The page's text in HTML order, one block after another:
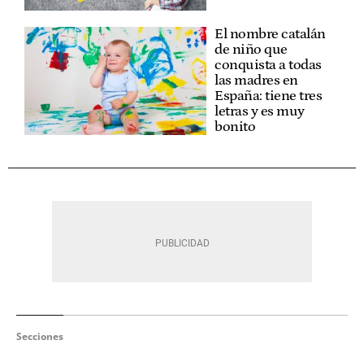
El nombre catalán
de niño que
conquista a todas
las madres en
España: tiene tres
letras y es muy
bonito
Secciones